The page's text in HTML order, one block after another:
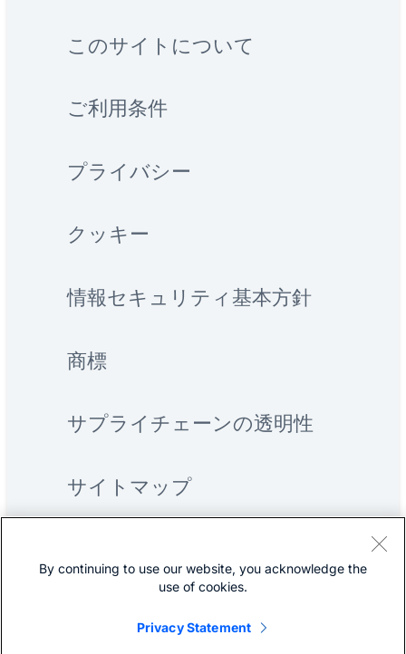
このサイトについて
ご利用条件
プライバシー
クッキー
情報セキュリティ基本方針
商標
サプライチェーンの透明性
サイトマップ
By continuing to use our website, you acknowledge the
use of cookies.
Privacy Statement